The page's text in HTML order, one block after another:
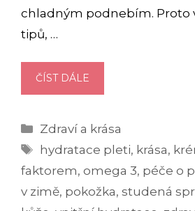
chladným podnebím. Proto
tipů, …
ČÍST DÁLE
TIPŮ,
SPRÁVNĚ
HYDRATOVAT
ZIMĚ
Rubriky
Zdraví a krása
Štítky
hydratace pleti, krása,
faktorem, omega 3, péče o
v zimě, pokožka, studená